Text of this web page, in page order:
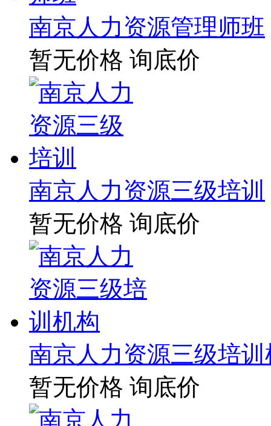
南京人力资源管理师班
暂无价格 询底价
南京人力资源三级培训
暂无价格 询底价
南京人力资源三级培训
暂无价格 询底价